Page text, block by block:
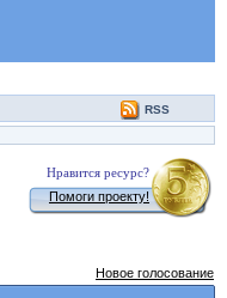
RSS
Нравится ресурс?
Помоги проекту!
Новое голосование